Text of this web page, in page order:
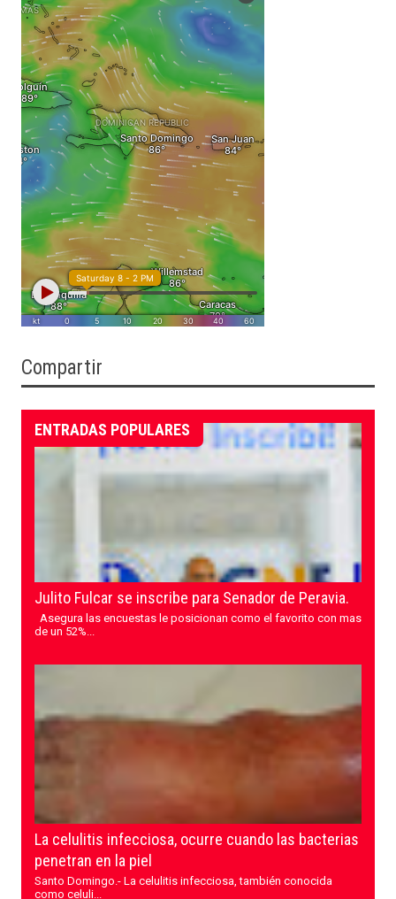
Compartir
ENTRADAS POPULARES
Julito Fulcar se inscribe para Senador de Peravia.
Asegura las encuestas le posicionan como el favorito con mas
de un 52%...
La celulitis infecciosa, ocurre cuando las bacterias
penetran en la piel
Santo Domingo.- La celulitis infecciosa, también conocida
como celuli...